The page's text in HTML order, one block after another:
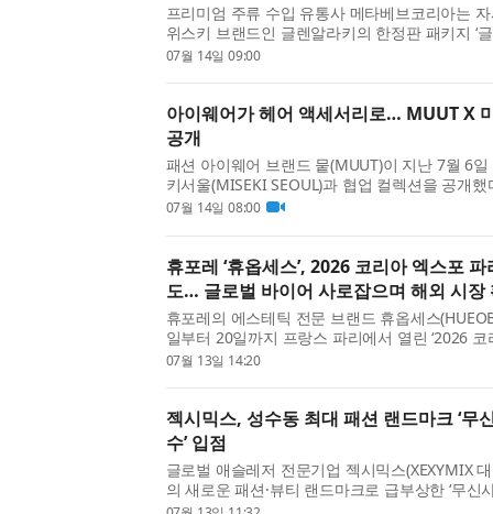
프리미엄 주류 수입 유통사 메타베브코리아는
위스키 브랜드인 글렌알라키의 한정판 패키지 ‘
터스 에디션 PART I’이 일본 마케팅 업계 최고 권
07월 14일 09:00
아이웨어가 헤어 액세서리로… MUUT X
공개
패션 아이웨어 브랜드 뭍(MUUT)이 지난 7월 6
키서울(MISEKI SEOUL)과 협업 컬렉션을 공개
와의 협업에 이은 MUUT의 두 번째 브랜드 협업
07월 14일 08:00
휴포레 ‘휴옵세스’, 2026 코리아 엑스포 파
도… 글로벌 바이어 사로잡으며 해외 시장
휴포레의 에스테틱 전문 브랜드 휴옵세스
일부터 20일까지 프랑스 파리에서 열린 ‘2026
(KOREA EXPO PARIS)’에 참가해 전문 에스테틱
07월 13일 14:20
젝시믹스, 성수동 최대 패션 랜드마크 ‘무
수’ 입점
글로벌 애슬레저 전문기업 젝시믹스(XEXYMIX
의 새로운 패션·뷰티 랜드마크로 급부상한 ‘무신
신규 매장을 입점한다고 13일 밝혔다. 이번에 젝